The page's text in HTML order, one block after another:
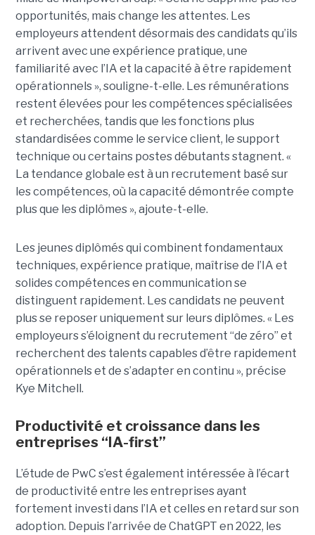
opportunités, mais change les attentes. Les
employeurs attendent désormais des candidats qu’ils
arrivent avec une expérience pratique, une
familiarité avec l’IA et la capacité à être rapidement
opérationnels », souligne-t-elle. Les rémunérations
restent élevées pour les compétences spécialisées
et recherchées, tandis que les fonctions plus
standardisées comme le service client, le support
technique ou certains postes débutants stagnent. «
La tendance globale est à un recrutement basé sur
les compétences, où la capacité démontrée compte
plus que les diplômes », ajoute-t-elle.
Les jeunes diplômés qui combinent fondamentaux
techniques, expérience pratique, maîtrise de l’IA et
solides compétences en communication se
distinguent rapidement. Les candidats ne peuvent
plus se reposer uniquement sur leurs diplômes. « Les
employeurs s’éloignent du recrutement “de zéro” et
recherchent des talents capables d’être rapidement
opérationnels et de s’adapter en continu », précise
Kye Mitchell.
Productivité et croissance dans les
entreprises “IA-first”
L’étude de PwC s’est également intéressée à l’écart
de productivité entre les entreprises ayant
fortement investi dans l’IA et celles en retard sur son
adoption. Depuis l’arrivée de ChatGPT en 2022, les